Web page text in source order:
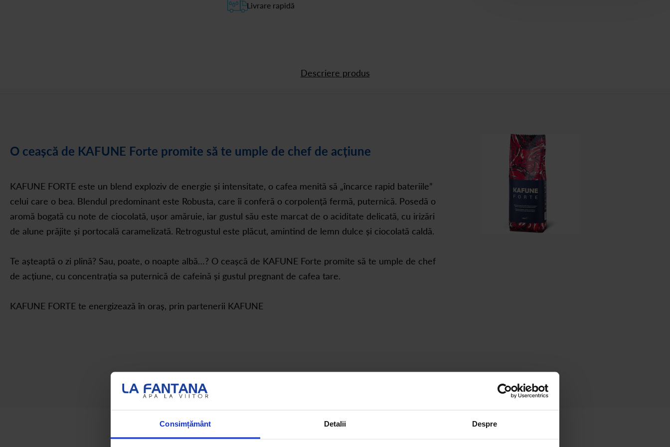
Consimțământ Detalii Despre
Livrare rapidă
Descriere produs
O ceașcă de KAFUNE Forte promite să te umple de chef de acțiune
KAFUNE FORTE este un blend exploziv de energie și intensitate, o cafea menită să „încarce rapid bateriile”
celui care o bea. Blendul predominant este Robusta, care îi conferă o corpolență fermă, puternică. Posedă o
aromă bogată cu note de ciocolată, ușor amăruie, iar gustul său este marcat de o aciditate delicată, cu irizări
de alune prăjite și portocală caramelizată. Retrogustul este plăcut, amintind de lemn dulce și ciocolată caldă.
Te așteaptă o zi plină? Sau, poate, o noapte albă…? O ceașcă de KAFUNE Forte promite să te umple de chef
de acțiune, cu concentrația sa puternică de cafeină și gustul pregnant de cafea tare.
KAFUNE FORTE te energizează în oraș, prin partenerii KAFUNE